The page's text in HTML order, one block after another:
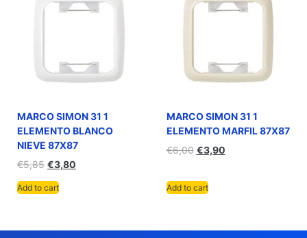
MARCO SIMON 31 1
ELEMENTO BLANCO
NIEVE 87X87
€5,85 €3,80
Add to cart
MARCO SIMON 31 1
ELEMENTO MARFIL 87X87
€6,00 €3,90
Add to cart